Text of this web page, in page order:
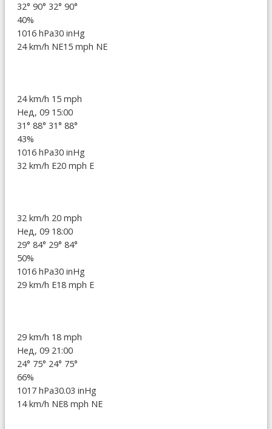
32° 90° 32° 90°
40%
1016 hPa30 inHg
24 km/h NE15 mph NE
24 km/h 15 mph
Нед, 09 15:00
31° 88° 31° 88°
43%
1016 hPa30 inHg
32 km/h E20 mph E
32 km/h 20 mph
Нед, 09 18:00
29° 84° 29° 84°
50%
1016 hPa30 inHg
29 km/h E18 mph E
29 km/h 18 mph
Нед, 09 21:00
24° 75° 24° 75°
66%
1017 hPa30.03 inHg
14 km/h NE8 mph NE